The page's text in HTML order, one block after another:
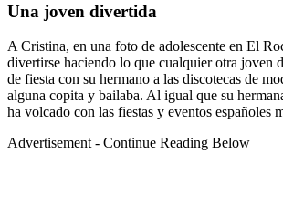
Una joven divertida
A Cristina, en una foto de adolescente en El
divertirse haciendo lo que cualquier otra joven
de fiesta con su hermano a las discotecas de
alguna copita y bailaba. Al igual que su
ha volcado con las fiestas y eventos españoles
Advertisement - Continue Reading Below